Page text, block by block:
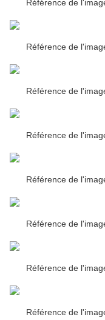
Référence de
Référence de
Référence de
Référence de
Référence de
Référence de
Référence de
Référence de